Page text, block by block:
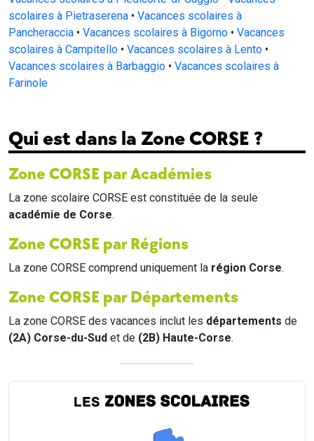
scolaires à Pietraserena • Vacances scolaires à
Pancheraccia • Vacances scolaires à Bigorno • Vacances
scolaires à Campitello • Vacances scolaires à Lento •
Vacances scolaires à Barbaggio • Vacances scolaires à
Farinole
Qui est dans la Zone CORSE ?
Zone CORSE par Académies
La zone scolaire CORSE est constituée de la seule
académie de Corse.
Zone CORSE par Régions
La zone CORSE comprend uniquement la région Corse.
Zone CORSE par Départements
La zone CORSE des vacances inclut les départements de
(2A) Corse-du-Sud et de (2B) Haute-Corse.